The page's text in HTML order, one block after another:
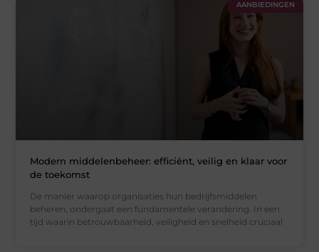
AANBIEDINGEN
Modern middelenbeheer: efficiënt, veilig en klaar voor
de toekomst
De manier waarop organisaties hun bedrijfsmiddelen
beheren, ondergaat een fundamentele verandering. In een
tijd waarin betrouwbaarheid, veiligheid en snelheid cruciaal